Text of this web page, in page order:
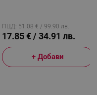
ПЦД: 51.08 € / 99.90 лв.
17.85 € / 34.91 лв.
+ Добави